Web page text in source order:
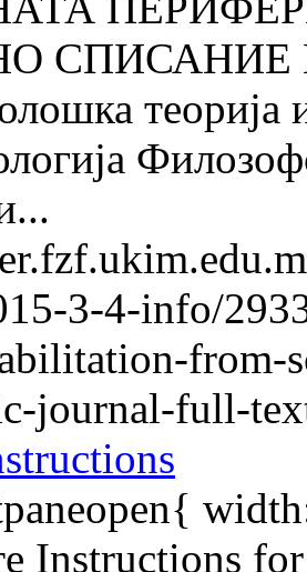
СПИСАНИЕ
теорија
3-4-info/
from-
journal-full-
Instructions